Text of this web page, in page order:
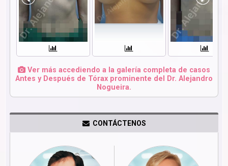
Ver más accediendo a la galería completa de casos
Antes y Después de Tórax prominente del Dr. Alejandro
Nogueira.
CONTÁCTENOS